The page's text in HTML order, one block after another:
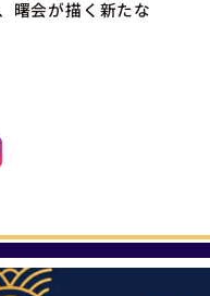
曙会が描く新たな